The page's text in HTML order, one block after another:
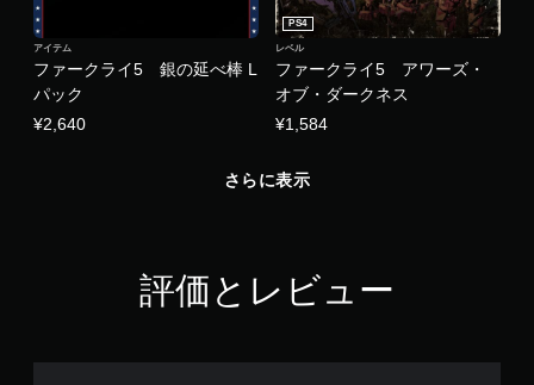
ファークライ5 銀の延べ棒 L
パック
アイテム
¥2,640
ファークライ5 アワーズ・
オブ・ダークネス
PS4
レベル
¥1,584
さらに表示
評価とレビュー